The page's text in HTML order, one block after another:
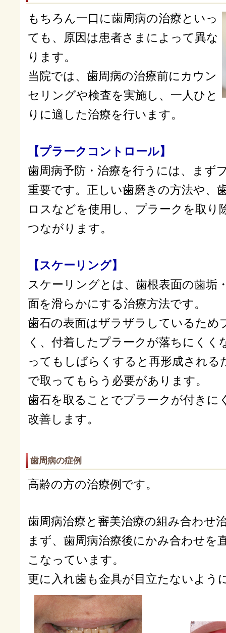
もちろん一口に歯周病の治療といっ
ても、原因は患者さまによって異な
ります。
当院では、歯周病の治療前にカウン
セリングや検査を実施し、一人ひと
りに適した治療を行います。
【プラークコントロール】
歯周病予防・治療を行うには、まず
重要です。正しい歯磨きの方法や、
ロスなどを使用し、プラークを取り
つながります。
【スケーリング】
スケーリングとは、歯根表面の歯垢
面を滑らかにする治療方法です。
歯石の表面はザラザラしているため
く、付着したプラークが落ちにくく
ってもしばらくすると再形成される
で取ってもらう必要があります。
歯石を取ることでプラークが付きに
改善します。
歯周病の症例
高齢の方の治療例です。
歯周病治療と審美治療の組み合わせ
まず、歯周病治療後にかみ合わせを
こなっています。
更に入れ歯も金具が目立たないよう